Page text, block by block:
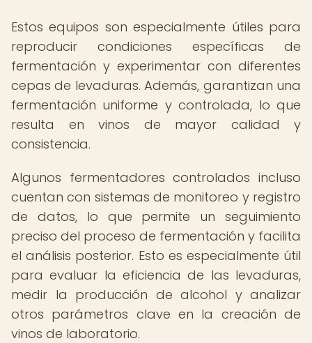
Estos equipos son especialmente útiles para
reproducir condiciones específicas de
fermentación y experimentar con diferentes
cepas de levaduras. Además, garantizan una
fermentación uniforme y controlada, lo que
resulta en vinos de mayor calidad y
consistencia.
Algunos fermentadores controlados incluso
cuentan con sistemas de monitoreo y registro
de datos, lo que permite un seguimiento
preciso del proceso de fermentación y facilita
el análisis posterior. Esto es especialmente útil
para evaluar la eficiencia de las levaduras,
medir la producción de alcohol y analizar
otros parámetros clave en la creación de
vinos de laboratorio.